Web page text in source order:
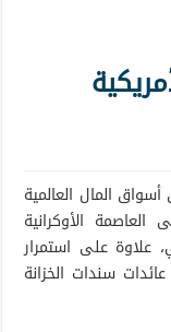
المال العالمية
الأوكرانية
علاوة على استمرار
سندات الخزانة